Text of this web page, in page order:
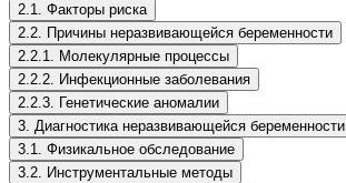
2.1. Факторы риска
2.2. Причины неразвивающейся беременности
2.2.1. Молекулярные процессы
2.2.2. Инфекционные заболевания
2.2.3. Генетические аномалии
3. Диагностика неразвивающейся беременности
3.1. Физикальное обследование
3.2. Инструментальные методы